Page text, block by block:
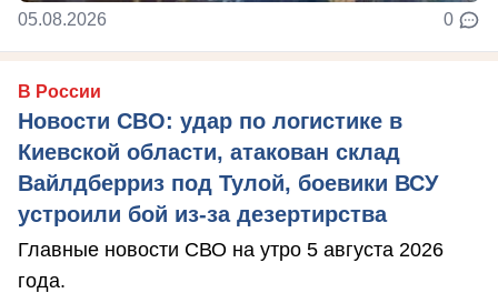
05.08.2026 0
В России
Новости СВО: удар по логистике в
Киевской области, атакован склад
Вайлдберриз под Тулой, боевики ВСУ
устроили бой из-за дезертирства
Главные новости СВО на утро 5 августа 2026
года.